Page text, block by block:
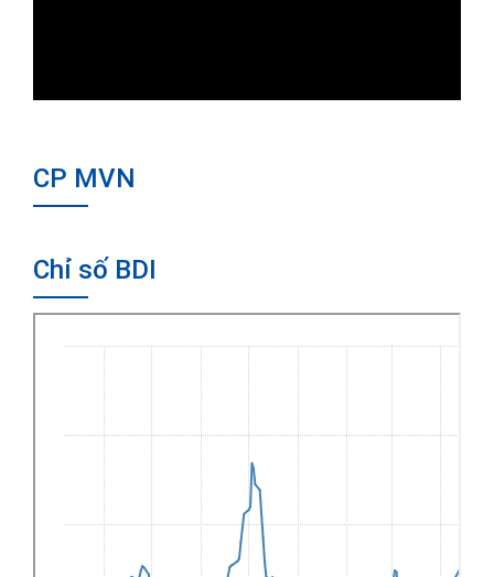
CP MVN
Chỉ số BDI